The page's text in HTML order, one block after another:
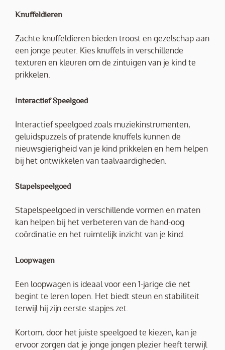
Knuffeldieren
Zachte knuffeldieren bieden troost en gezelschap aan
een jonge peuter. Kies knuffels in verschillende
texturen en kleuren om de zintuigen van je kind te
prikkelen.
Interactief Speelgoed
Interactief speelgoed zoals muziekinstrumenten,
geluidspuzzels of pratende knuffels kunnen de
nieuwsgierigheid van je kind prikkelen en hem helpen
bij het ontwikkelen van taalvaardigheden.
Stapelspeelgoed
Stapelspeelgoed in verschillende vormen en maten
kan helpen bij het verbeteren van de hand-oog
coördinatie en het ruimtelijk inzicht van je kind.
Loopwagen
Een loopwagen is ideaal voor een 1-jarige die net
begint te leren lopen. Het biedt steun en stabiliteit
terwijl hij zijn eerste stapjes zet.
Kortom, door het juiste speelgoed te kiezen, kan je
ervoor zorgen dat je jonge jongen plezier heeft terwijl